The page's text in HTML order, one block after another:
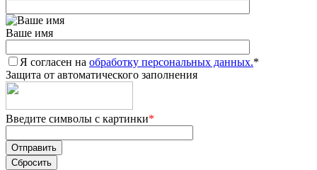
Ваше имя
Я согласен на обработку персональных данных.*
Защита от автоматического заполнения
Введите символы с картинки*